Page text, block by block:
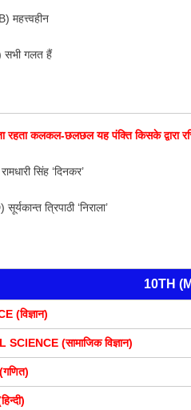
गलत हैं
रहता कलकल-छलछल यह पंक्ति किसके द्वारा
सिंह ‘दिनकर’
त्रिपाठी ‘निराला’
10TH
(विज्ञान)
SCIENCE (सामाजिक विज्ञान)